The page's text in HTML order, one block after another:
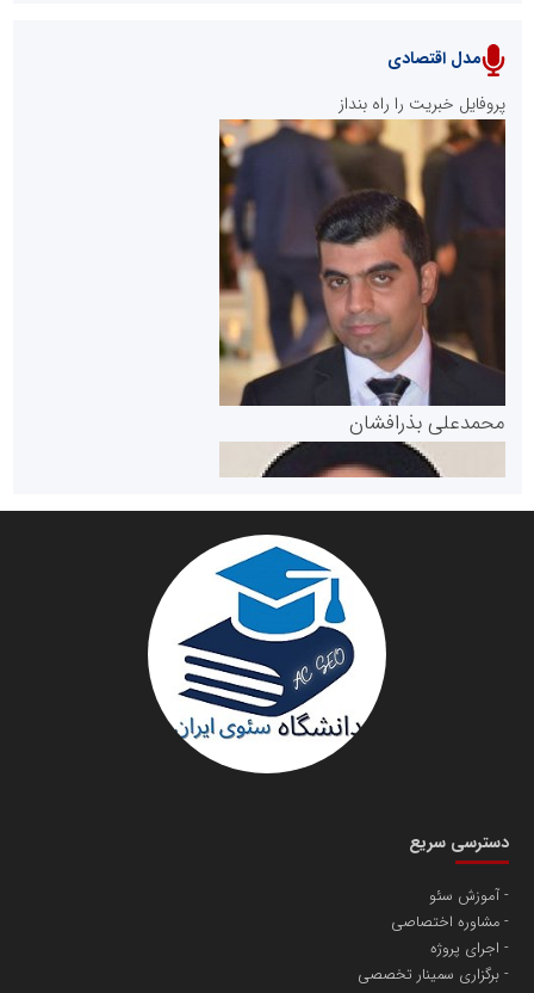
پایگاه خبری نهضت ملی مسکن
پایگاه خبری گفتمان یزد
دانشگاه سئوی ایران
سازمان بورس و اوراق بهادار
مرجع اخبار موثق در بازارسرمایه
سازمان صنعت،معدن و تجارت
آهن و فولاد غدیر ایرانیان
تامین آهن اسفنجی تولیدکنندگان فولاد در کشور
مدل اقتصادی
پروفایل خبریت را راه بنداز
محمدعلی بذرافشان
مریم حاج نوروز نظری
دسترسی سریع
آموزش سئو
مشاوره اختصاصی
اجرای پروژه
برگزاری سمینار تخصصی